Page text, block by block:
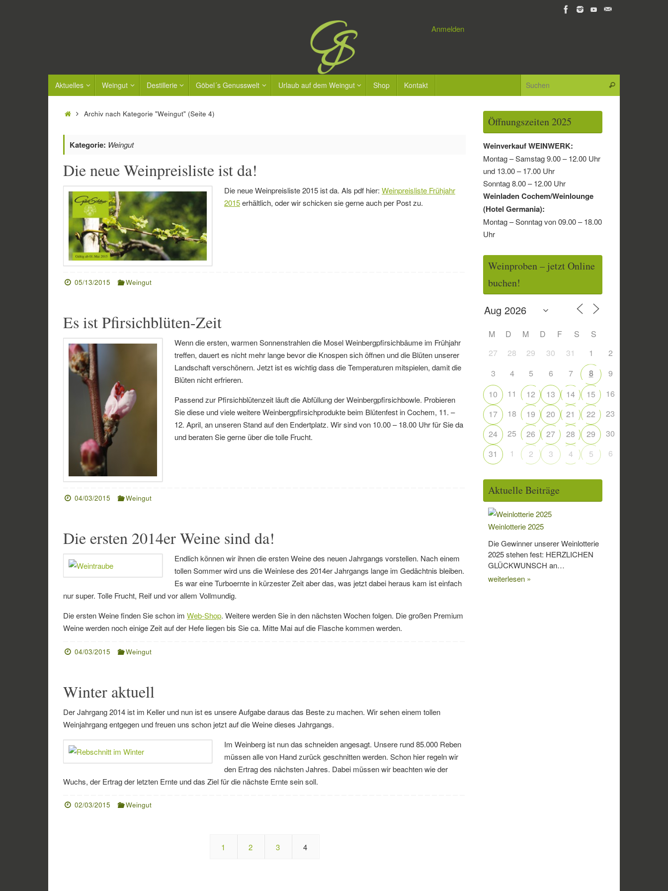
Anmelden
Inhalt
Aktuelles Weingut Destillerie Göbel´s Genusswelt Urlaub auf dem Weingut Shop Kontakt Suchen
StartArchiv nach Kategorie "Weingut" (Seite 4)
Kategorie: Weingut
Die neue Weinpreisliste ist da!
Die neue Weinpreisliste 2015 ist da. Als pdf hier: Weinpreisliste Frühjahr
2015erhältlich, oder wir schicken sie gerne auch per Post zu.
05/13/2015 Weingut
Es ist Pfirsichblüten-Zeit
Wenn die ersten, warmen Sonnenstrahlen die Mosel Weinbergpfirsichbäume im Frühjahr
treffen, dauert es nicht mehr lange bevor die Knospen sich öffnen und die Blüten unserer
Landschaft verschönern. Jetzt ist es wichtig dass die Temperaturen mitspielen, damit die
Blüten nicht erfrieren.
Passend zur Pfirsichblütenzeit läuft die Abfüllung der Weinbergpfirsichbowle. Probieren
Sie diese und viele weitere Weinbergpfirsichprodukte beim Blütenfest in Cochem, 11. –
12. April, an unseren Stand auf den Endertplatz. Wir sind von 10.00 – 18.00 Uhr für Sie da
und beraten Sie gerne über die tolle Frucht.
04/03/2015 Weingut
Die ersten 2014er Weine sind da!
Endlich können wir ihnen die ersten Weine des neuen Jahrgangs vorstellen. Nach einem
tollen Sommer wird uns die Weinlese des 2014er Jahrgangs lange im Gedächtnis bleiben.
Es war eine Turboernte in kürzester Zeit aber das, was jetzt dabei heraus kam ist einfach
nur super. Tolle Frucht, Reif und vor allem Vollmundig.
Die ersten Weine finden Sie schon im Web-Shop. Weitere werden Sie in den nächsten Wochen folgen. Die großen Premium
Weine werden noch einige Zeit auf der Hefe liegen bis Sie ca. Mitte Mai auf die Flasche kommen werden.
04/03/2015 Weingut
Winter aktuell
Der Jahrgang 2014 ist im Keller und nun ist es unsere Aufgabe daraus das Beste zu machen. Wir sehen einem tollen
Weinjahrgang entgegen und freuen uns schon jetzt auf die Weine dieses Jahrgangs.
Im Weinberg ist nun das schneiden angesagt. Unsere rund 85.000 Reben
müssen alle von Hand zurück geschnitten werden. Schon hier regeln wir
den Ertrag des nächsten Jahres. Dabei müssen wir beachten wie der
Wuchs, der Ertrag der letzten Ernte und das Ziel für die nächste Ernte sein soll.
02/03/2015 Weingut
1 2 3 4
Öffnungszeiten 2025
Weinverkauf WEINWERK:
Montag – Samstag 9.00 – 12.00 Uhr
und 13.00 – 17.00 Uhr
Sonntag 8.00 – 12.00 Uhr
Weinladen Cochem/Weinlounge
(Hotel Germania):
Montag – Sonntag von 09.00 – 18.00
Uhr
Weinproben – jetzt Online
buchen!
M D M D F S
S
27
28 29 30 31 1
2
3
4 5 6 7 8
9
10
11 12 13 14 15
16
17
18 19 20 21 22
23
24
25 26 27 28 29
30
31
1 2 3 4 5 6
Aktuelle Beiträge
Weinlotterie 2025
Die Gewinner unserer Weinlotterie
2025 stehen fest: HERZLICHEN
GLÜCKWUNSCH an…
weiterlesen »